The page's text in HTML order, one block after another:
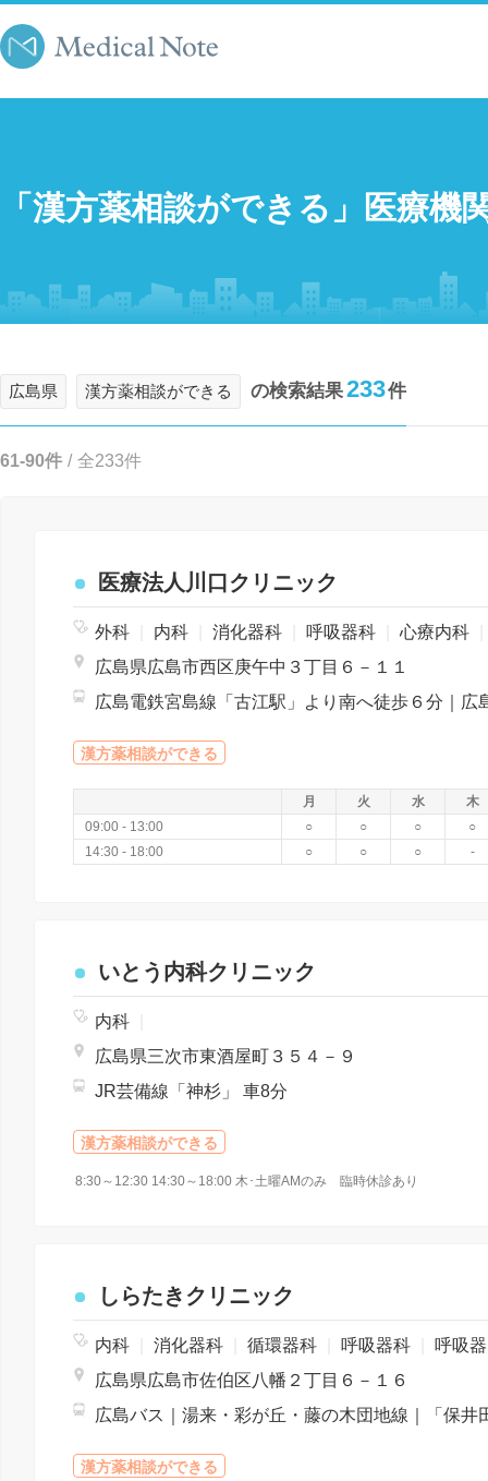
「漢方薬相談ができる」医療機
広島県 漢方薬相談ができる の検索結果233件
61-90件 / 全233件
医療法人川口クリニック
外科 内科 消化器科 呼吸器科 心療内科
広島県広島市西区庚午中３丁目６－１１
漢方薬相談ができる
月 火 水
木
09:00 - 13:00
○ ○ ○
○
14:30 - 18:00
○ ○ ○ -
いとう内科クリニック
内科
広島県三次市東酒屋町３５４－９
JR芸備線「神杉」 車8分
漢方薬相談ができる
8:30～12:30 14:30～18:00 木･土曜AMのみ 臨時休診あり
しらたきクリニック
内科 消化器科 循環器科 呼吸器科
呼吸器内科
広島県広島市佐伯区八幡２丁目６－１６
漢方薬相談ができる